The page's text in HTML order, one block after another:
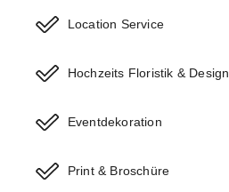
Location Service
Hochzeits Floristik & Design
Eventdekoration
Print & Broschüre